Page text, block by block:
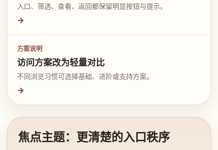
入口、筛选、查看、返回都保留明显按钮与提示。
→
方案说明
访问方案改为轻量对比
不同浏览习惯可选择基础、进阶或支持方案。
→
焦点主题：更清楚的入口秩序